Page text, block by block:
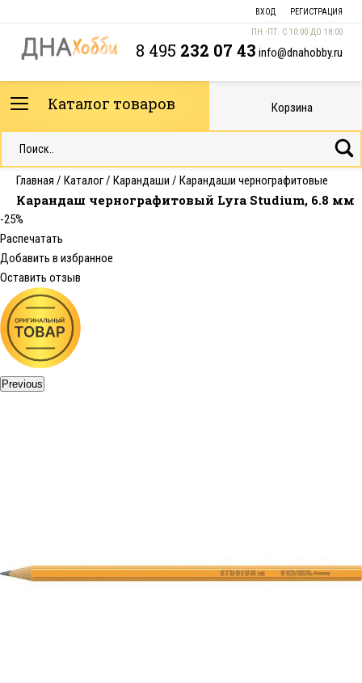
ВХОД РЕГИСТРАЦИЯ
ПН.-ПТ. С 10:00 ДО 18:00
8 495 232 07 43 info@dnahobby.ru
Каталог товаров Корзина
Главная / Каталог/ Карандаши / Карандаши чернографитовые
Карандаш чернографитовый Lyra Studium, 6.8 мм
-25%
Распечатать
Добавить в избранное
Оставить отзыв
Previous